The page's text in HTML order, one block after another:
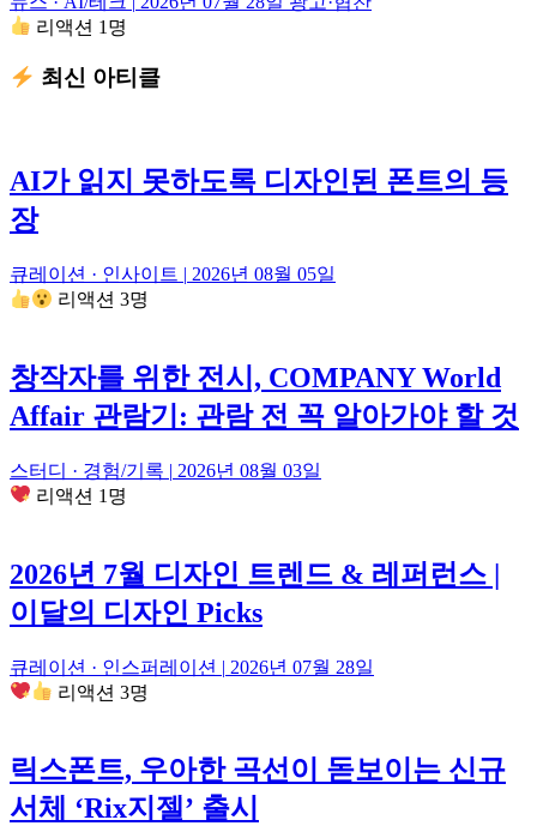
리액션 1명
최신 아티클
AI가 읽지 못하도록 디자인된 폰트의 등
장
큐레이션 · 인사이트 | 2026년 08월 05일
리액션 3명
창작자를 위한 전시, COMPANY World
Affair 관람기: 관람 전 꼭 알아가야 할 것
스터디 · 경험/기록 | 2026년 08월 03일
리액션 1명
2026년 7월 디자인 트렌드 & 레퍼런스 |
이달의 디자인 Picks
큐레이션 · 인스퍼레이션 | 2026년 07월 28일
리액션 3명
릭스폰트, 우아한 곡선이 돋보이는 신규
서체 ‘Rix지젤’ 출시